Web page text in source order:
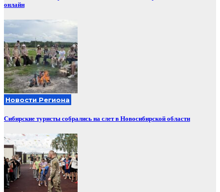
онлайн
Новости Региона
Сибирские туристы собрались на слет в Новосибирской области